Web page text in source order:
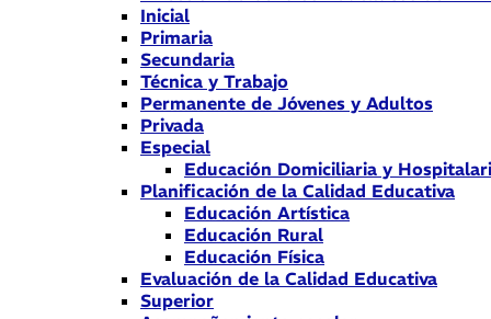
Inicial
Primaria
Secundaria
Técnica y Trabajo
Permanente de Jóvenes y Adultos
Privada
Especial
Educación Domiciliaria y
Planificación de la Calidad Educativa
Educación Artística
Educación Rural
Educación Física
Evaluación de la Calidad Educativa
Superior